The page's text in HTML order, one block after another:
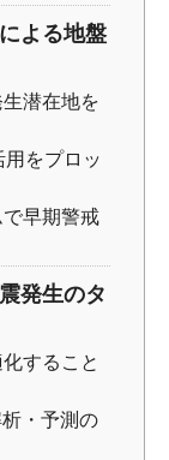
よる地盤
潜在地を
をプロッ
早期警戒
発生のタ
すること
・予測の